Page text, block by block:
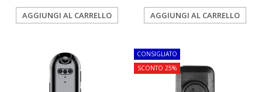
AGGIUNGI AL CARRELLO AGGIUNGI AL CARRELLO
CONSIGLIATO
SCONTO 25%